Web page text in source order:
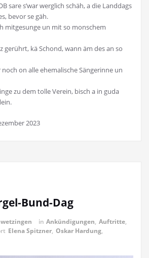
sare s’war werglich schäh, a die Landdags
bevor se gäh.
mitgesunge un mit so monschem
gerührt, kä Schond, wann äm des an so
noch on alle ehemalische Sängerinne un
zu dem tolle Verein, bisch a in guda
2023
Bund-Dag
in Ankündigungen, Auftritte,
Elena Spitzner, Oskar Hardung,